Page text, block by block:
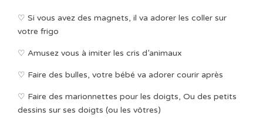
♡ Si vous avez des magnets, il va adorer les coller sur
votre frigo
♡ Amusez vous à imiter les cris d’animaux
♡ Faire des bulles, votre bébé va adorer courir après
♡ Faire des marionnettes pour les doigts, Ou des petits
dessins sur ses doigts (ou les vôtres)